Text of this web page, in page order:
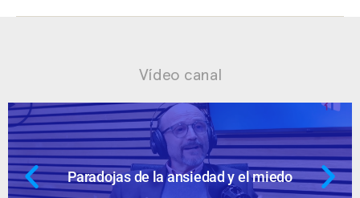
Vídeo canal
y el miedo Ansiedad: supuestos